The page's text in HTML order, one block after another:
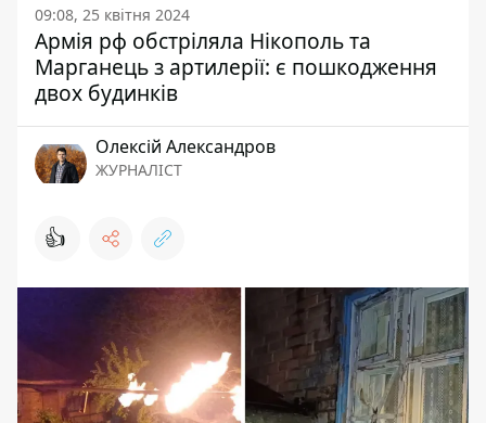
09:08, 25 квітня 2024
Армія рф обстріляла Нікополь та
Марганець з артилерії: є пошкодження
двох будинків
Олексій Александров
ЖУРНАЛІСТ
👍